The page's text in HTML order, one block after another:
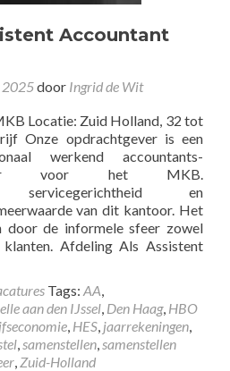
Accountant
2025door Ingrid de Wit
Locatie: Zuid Holland, 32 tot
Onze opdrachtgever is een
werkend accountants-
voor het MKB.
servicegerichtheid en
van dit kantoor. Het
door de informele sfeer zowel
Afdeling Als Assistent
Tags: AA,
aan den IJssel, Den Haag, HBO
, HES, jaarrekeningen,
,samenstellen,samenstellen
, Zuid-Holland